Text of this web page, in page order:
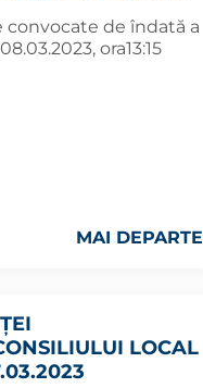
convocate de îndată a
ora13:15
MAI DEPARTE
LOCAL